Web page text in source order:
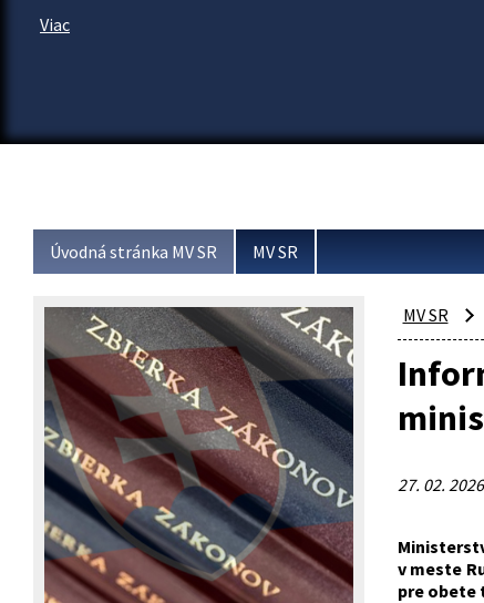
Viac
Úvodná stránka MV SR MV SR
MV SR
27. 02. 2026
v meste
pre obete